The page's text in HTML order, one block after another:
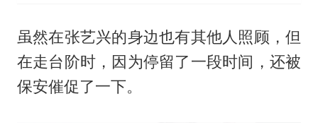
虽然在张艺兴的身边也有其他人照顾，但
在走台阶时，因为停留了一段时间，还被
保安催促了一下。